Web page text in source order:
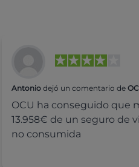
Antonio dejó un comentario de
OCU ha conseguido que
13.958€ de un seguro de
no consumida